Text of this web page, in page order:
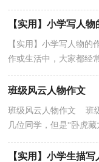
【实用】小学写人
【实用】小学写人物
作或生活中，大家都经
以分为限时作文和非限
班级风云人物作文
班级风云人物作文 班
几位同学，但是“卧虎
【实用】小学生描